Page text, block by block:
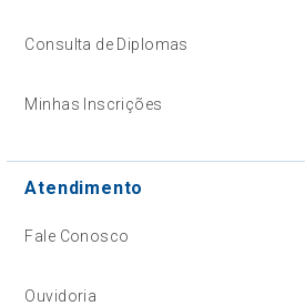
Consulta de Diplomas
Minhas Inscrições
Atendimento
Fale Conosco
Ouvidoria